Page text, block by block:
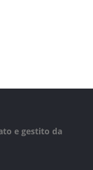
e gestito da